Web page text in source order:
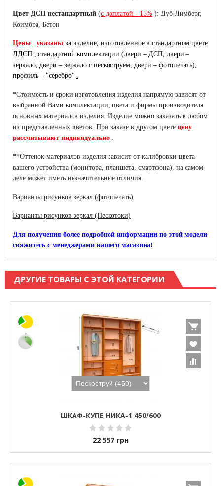
Цвет ДСП нестандартный (с доплатой - 15% ): Дуб Лимберг,
Коимбра, Бетон
Цены указаны за изделие, изготовленное в стандартном цвете
ЛДСП , стандартной комплектации (двери – ДСП, двери –
зеркало, двери – зеркало с пескоструем, двери – фотопечать),
профиль – "серебро" .
*Стоимость и сроки изготовления изделия напрямую зависят от
выбранной Вами комплектации, цвета и фирмы производителя
основных материалов изделия. Изделие можно заказать в любом
из представленных цветов. При заказе в другом цвете цену
рассчитывают индивидуально .
**Оттенок материалов изделия зависит от калибровки цвета
вашего устройства (монитора, планшета, смартфона), на самом
деле может иметь незначительные отличия.
Варианты рисунков зеркал (фотопечать)
Варианты рисунков зеркал (Пескотоки)
Для получения более подробной информации по этой модели
свяжитесь с менеджерами нашего магазина!
ДРУГИЕ ТОВАРЫ С ЭТОЙ КАТЕГОРИИ
ШКАФ-КУПЕ НИКА-1 450/600
22 557 грн